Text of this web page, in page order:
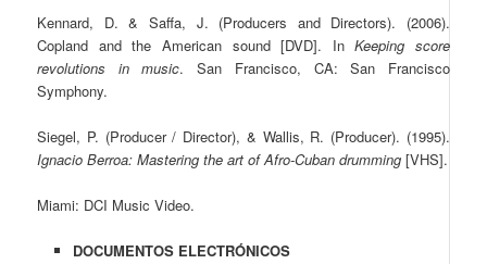
Kennard, D. & Saffa, J. (Producers and Directors). (2006).
Copland and the American sound [DVD]. InKeeping score
revolutions in music. San Francisco, CA: San Francisco
Symphony.
Siegel, P. (Producer / Director), & Wallis, R. (Producer). (1995).
Ignacio Berroa: Mastering the art of Afro-Cuban drumming[VHS].
Miami: DCI Music Video.
DOCUMENTOS ELECTRÓNICOS